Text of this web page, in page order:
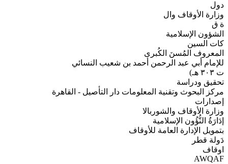
دول
وزارة الأوقاف وال
ة ق
الشؤون الإسلامية
كات السين
المعروف المُسنَ الكُبرى
للإمام أبي عبد الرحمن أحمد بن شعيب النسائي
ت ٣٠٣ هـ)
تحقيق ودراسة
مركز البحوث وتقنية المعلومات دار التأصيل - القاهرة
إصدارات
وزارة الأوقاف والشوربالا
إدَارَةُ النُّؤُون الإسلامية
بتمويل الإدارة العامة للأوقاف
دَولة قطر
اوقاف
AWQAF